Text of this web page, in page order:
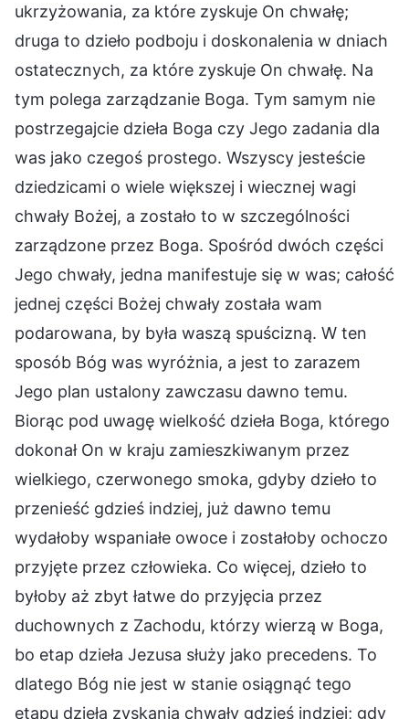
ukrzyżowania, za które zyskuje On chwałę;
druga to dzieło podboju i doskonalenia w dniach
ostatecznych, za które zyskuje On chwałę. Na
tym polega zarządzanie Boga. Tym samym nie
postrzegajcie dzieła Boga czy Jego zadania dla
was jako czegoś prostego. Wszyscy jesteście
dziedzicami o wiele większej i wiecznej wagi
chwały Bożej, a zostało to w szczególności
zarządzone przez Boga. Spośród dwóch części
Jego chwały, jedna manifestuje się w was; całość
jednej części Bożej chwały została wam
podarowana, by była waszą spuścizną. W ten
sposób Bóg was wyróżnia, a jest to zarazem
Jego plan ustalony zawczasu dawno temu.
Biorąc pod uwagę wielkość dzieła Boga, którego
dokonał On w kraju zamieszkiwanym przez
wielkiego, czerwonego smoka, gdyby dzieło to
przenieść gdzieś indziej, już dawno temu
wydałoby wspaniałe owoce i zostałoby ochoczo
przyjęte przez człowieka. Co więcej, dzieło to
byłoby aż zbyt łatwe do przyjęcia przez
duchownych z Zachodu, którzy wierzą w Boga,
bo etap dzieła Jezusa służy jako precedens. To
dlatego Bóg nie jest w stanie osiągnąć tego
etapu dzieła zyskania chwały gdzieś indziej; gdy